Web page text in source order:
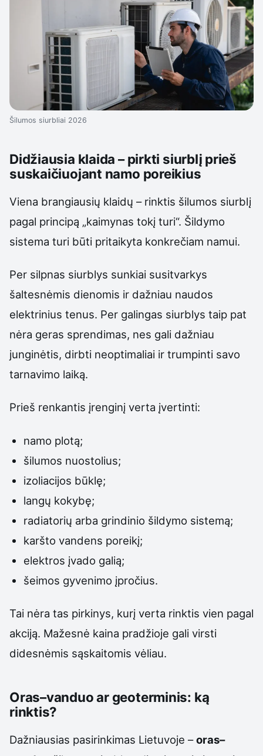
Šilumos siurbliai 2026
Didžiausia klaida – pirkti siurblį prieš
suskaičiuojant namo poreikius
Viena brangiausių klaidų – rinktis šilumos siurblį
pagal principą „kaimynas tokį turi“. Šildymo
sistema turi būti pritaikyta konkrečiam namui.
Per silpnas siurblys sunkiai susitvarkys
šaltesnėmis dienomis ir dažniau naudos
elektrinius tenus. Per galingas siurblys taip pat
nėra geras sprendimas, nes gali dažniau
junginėtis, dirbti neoptimaliai ir trumpinti savo
tarnavimo laiką.
Prieš renkantis įrenginį verta įvertinti:
namo plotą;
šilumos nuostolius;
izoliacijos būklę;
langų kokybę;
radiatorių arba grindinio šildymo sistemą;
karšto vandens poreikį;
elektros įvado galią;
šeimos gyvenimo įpročius.
Tai nėra tas pirkinys, kurį verta rinktis vien pagal
akciją. Mažesnė kaina pradžioje gali virsti
didesnėmis sąskaitomis vėliau.
Oras–vanduo ar geoterminis: ką
rinktis?
Dažniausias pasirinkimas Lietuvoje –oras–